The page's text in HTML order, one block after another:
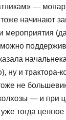
—
начинают
мероприятия
ну и трактора-
не
— и при
тогда